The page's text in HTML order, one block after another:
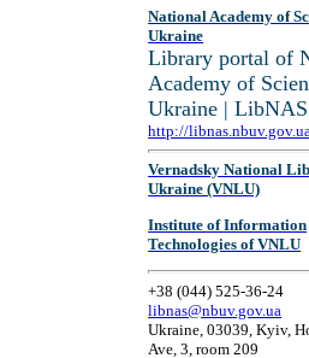
National Academy of
Ukraine
Library portal of
Academy of
Ukraine | LibNAS
http://
Vernadsky National
Ukraine (VNLU)
Institute of Information
Technologies of VNLU
+38 (044) 525-36-24
libnas@nbuv.gov.ua
Ukraine, 03039, Kyiv,
Ave, 3, room 209